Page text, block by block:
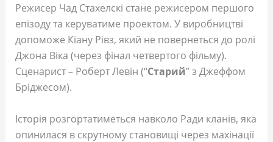
Режисер Чад Стахелскі стане режисером першого
епізоду та керуватиме проектом. У виробництві
допоможе Кіану Рівз, який не повернеться до ролі
Джона Віка (через фінал четвертого фільму).
Сценарист – Роберт Левін (“Старий” з Джеффом
Бріджесом).
Історія розгортатиметься навколо Ради кланів, яка
опинилася в скрутному становищі через махінації